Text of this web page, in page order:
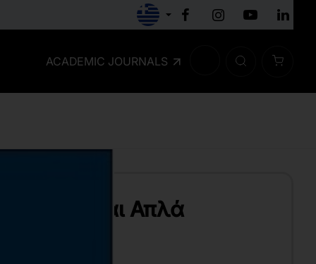
ACADEMIC JOURNALS
Γρήγορα και Απλά